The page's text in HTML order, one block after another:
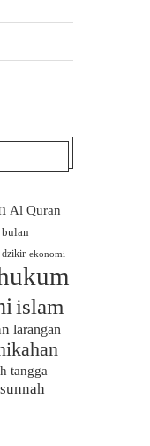
Al Quran
bulan
dzikir ekonomi
islam
larangan
tangga
sunnah